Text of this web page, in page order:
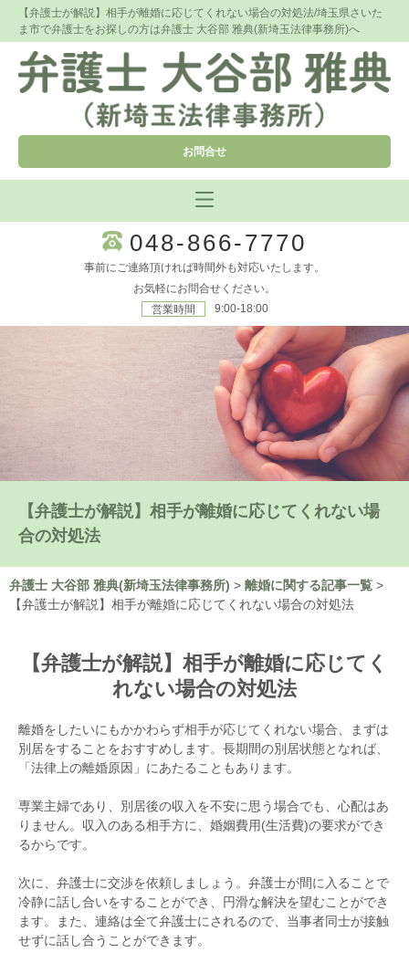
【弁護士が解説】相手が離婚に応じてくれない場合の対処法/埼玉県さいた
ま市で弁護士をお探しの方は弁護士 大谷部 雅典(新埼玉法律事務所)へ
お問合せ
048-866-7770
事前にご連絡頂ければ時間外も対応いたします。
お気軽にお問合せください。
営業時間
9:00-18:00
【弁護士が解説】相手が離婚に応じてくれない場
合の対処法
弁護士 大谷部 雅典(新埼玉法律事務所) > 離婚に関する記事一覧 >
【弁護士が解説】相手が離婚に応じてくれない場合の対処法
【弁護士が解説】相手が離婚に応じてく
れない場合の対処法
離婚をしたいにもかかわらず相手が応じてくれない場合、まずは
別居をすることをおすすめします。長期間の別居状態となれば、
「法律上の離婚原因」にあたることもあります。
専業主婦であり、別居後の収入を不安に思う場合でも、心配はあ
りません。収入のある相手方に、婚姻費用(生活費)の要求ができ
るからです。
次に、弁護士に交渉を依頼しましょう。弁護士が間に入ることで
冷静に話し合いをすることができ、円滑な解決を望むことができ
ます。また、連絡は全て弁護士にされるので、当事者同士が接触
せずに話し合うことができます。